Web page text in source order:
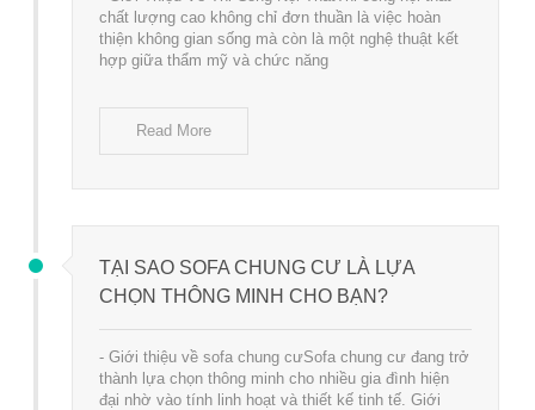
chất lượng cao không chỉ đơn thuần là việc hoàn
thiện không gian sống mà còn là một nghệ thuật kết
hợp giữa thẩm mỹ và chức năng
Read More
TẠI SAO SOFA CHUNG CƯ LÀ LỰA
CHỌN THÔNG MINH CHO BẠN?
- Giới thiệu về sofa chung cưSofa chung cư đang trở
thành lựa chọn thông minh cho nhiều gia đình hiện
đại nhờ vào tính linh hoạt và thiết kế tinh tế. Giới